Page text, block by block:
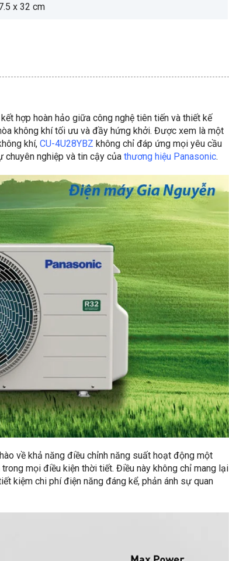
x 32 cm
hợp hoàn hảo giữa công nghệ tiên tiến và thiết kế
không khí tối ưu và đầy hứng khởi. Được xem là một
khí,CU-4U28YBZ không chỉ đáp ứng mọi yêu cầu
chuyên nghiệp và tin cậy của thương hiệu Panasonic.
về khả năng điều chỉnh năng suất hoạt động một
mọi điều kiện thời tiết. Điều này không chỉ mang lại
kiệm chi phí điện năng đáng kể, phản ánh sự quan